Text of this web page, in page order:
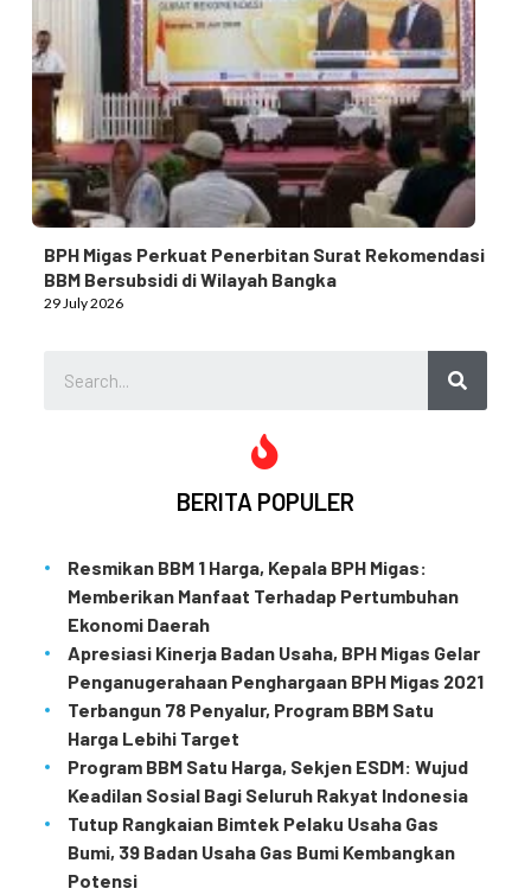
BPH Migas Perkuat Penerbitan Surat Rekomendasi
BBM Bersubsidi di Wilayah Bangka
29 July 2026
BERITA POPULER
Resmikan BBM 1 Harga, Kepala BPH Migas:
Memberikan Manfaat Terhadap Pertumbuhan
Ekonomi Daerah
Apresiasi Kinerja Badan Usaha, BPH Migas Gelar
Penganugerahaan Penghargaan BPH Migas 2021
Terbangun 78 Penyalur, Program BBM Satu
Harga Lebihi Target
Program BBM Satu Harga, Sekjen ESDM: Wujud
Keadilan Sosial Bagi Seluruh Rakyat Indonesia
Tutup Rangkaian Bimtek Pelaku Usaha Gas
Bumi, 39 Badan Usaha Gas Bumi Kembangkan
Potensi